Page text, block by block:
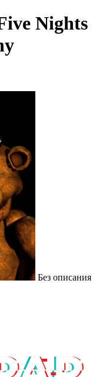
Nights
Без описания